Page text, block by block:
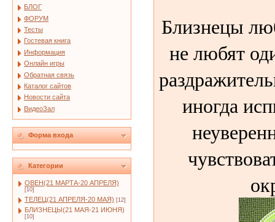
БЛОГ
ФОРУМ
Тесты
Гостевая книга
Информация
Онлайн игры
Обратная связь
Каталог сайтов
Новости сайта
ВидеоЗал
Форма входа
Категории
ОВЕН(21 МАРТА-20 АПРЕЛЯ)
[10]
ТЕЛЕЦ(21 АПРЕЛЯ-20 МАЯ) [12]
БЛИЗНЕЦЫ(21 МАЯ-21 ИЮНЯ)
[10]
Близнецы
не любят
иногда